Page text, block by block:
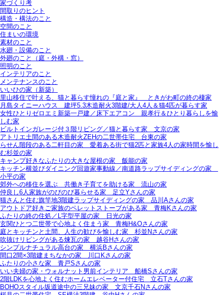
家づくり考
間取りのヒント
構造・構法のこと
空間のこと
住まいの環境
素材のこと
水廻・設備のこと
外廻のこと（庭・外構・窓）
照明のこと
インテリアのこと
メンテナンスのこと
いいひの家（新築）
里山移住で叶える、猫と暮らす憧れの『庭と家』＿ときがわ町の終の棲家
月島タイニーハウス＿建坪5.3木造耐火3階建/大人4人＆猫4匹が暮らす家
女性ひとりゼロエミ新築一戸建／床下エアコン＿親孝行＆ひとり暮らしを愉
しむ家
ビルトインガレージ付３階リビング／猫と暮らす家＿文京の家
アトリエ土間のある木造耐火ZEHの二世帯住宅＿台東の家
らせん階段のある二軒目の家＿愛着ある街で猫2匹と家族4人の家時間を愉し
む杉並の家
キャンプ好きなふたりの大きな屋根の家＿飯能の家
キッチン横並びダイニング回遊家事動線／南道路ラップサイディングの家＿
小平の家
郊外への移住を選ぶ＿共働き子育てを助ける家＿流山の家
仲良し6人家族がのびのび暮らせる家＿足立Yさんの家
猫さんと住む旗竿地3階建ラップサイディングの家＿品川Aさんの家
アウトドア好きご家族のペレットストーブがある家＿青梅Kさんの家
ふたりの終の住処／L字型平屋の家＿日光の家
玄関ひとつ二世帯で心地よく住まう家＿青梅H&Oさんの家
庭とキッチンと土間、人生の歓びを愉しむ家＿杉並Nさんの家
吹抜けリビングがある煉瓦の家＿越谷Hさんの家
シンプルナチュラル高台の家＿横浜Bさんの家
間口2間×3階建まちなかの家＿川口Kさんの家
ふたりの小さな家＿青戸Sさんの家
いい夫婦の家・ウォルナット男前インテリア＿船橋Sさんの家
2階LDKを心地よく住むホームエレベーター付住宅＿立石Tさんの家
BOHOスタイル坂道途中の三兄妹の家＿文京千石Nさんの家